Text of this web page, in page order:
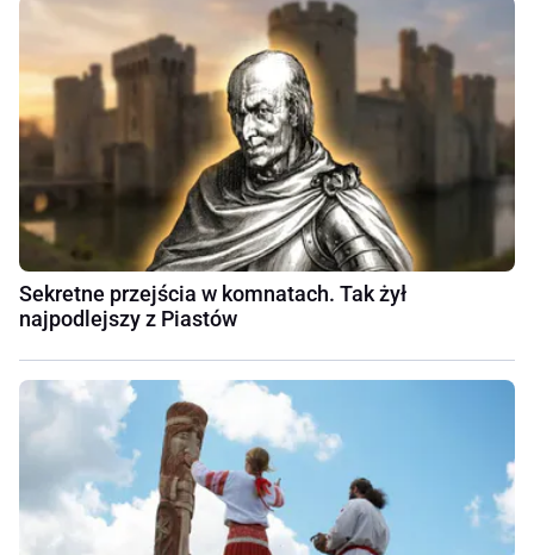
Sekretne przejścia w komnatach. Tak żył
najpodlejszy z Piastów